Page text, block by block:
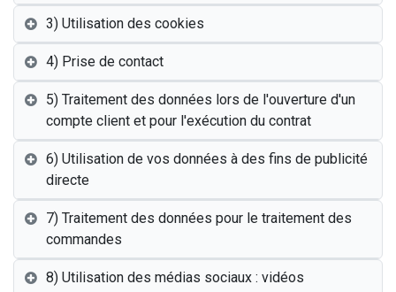
3) Utilisation des cookies
4) Prise de contact
5) Traitement des données lors de l'ouverture d'un
compte client et pour l'exécution du contrat
6) Utilisation de vos données à des fins de publicité
directe
7) Traitement des données pour le traitement des
commandes
8) Utilisation des médias sociaux : vidéos